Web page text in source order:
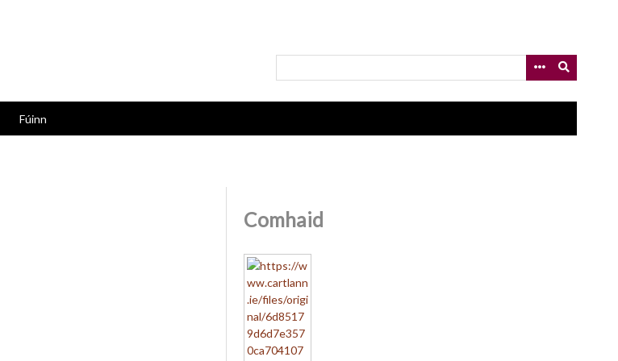
Fúinn
Comhaid